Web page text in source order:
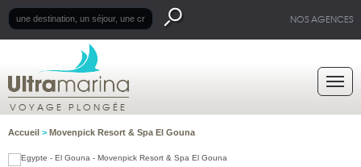
NOS AGENCES
VOYAGE PLONGÉE
Accueil > Movenpick Resort & Spa El Gouna